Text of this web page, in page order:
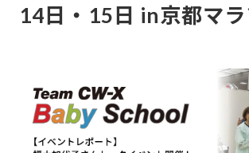
RUN
WORK
14日・15日 in京都マ